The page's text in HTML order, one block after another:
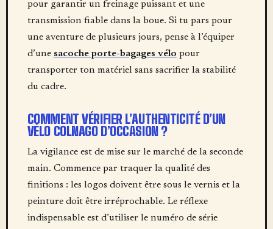
pour garantir un freinage puissant et une
transmission fiable dans la boue. Si tu pars pour
une aventure de plusieurs jours, pense à l’équiper
d’une sacoche porte-bagages vélo pour
transporter ton matériel sans sacrifier la stabilité
du cadre.
COMMENT VÉRIFIER L’AUTHENTICITÉ D’UN
VÉLO COLNAGO D’OCCASION ?
La vigilance est de mise sur le marché de la seconde
main. Commence par traquer la qualité des
finitions : les logos doivent être sous le vernis et la
peinture doit être irréprochable. Le réflexe
indispensable est d’utiliser le numéro de série